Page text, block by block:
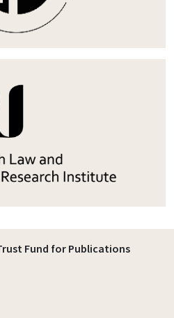
Fund for Publications